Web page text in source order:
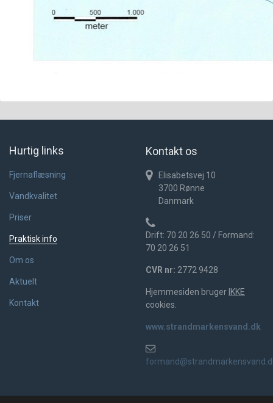
Hurtig links
Fjernaflæsning
Vandkvalitet
Priser
Praktisk info
Om os
Aktuelt
Kontakt
Kontakt os
Elisabetsvej 10
3700 Rønne
Danmark
Drift: 70 20 26 50 / Formand:
70 20 26 51
CVR nr: 2772 9428
Hjemmesiden bruger IKKE
cookies.
www.strandmarkensvand.dk